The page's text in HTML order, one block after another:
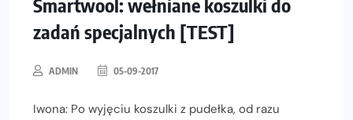
Smartwool: wełniane koszulki do
zadań specjalnych [TEST]
ADMIN 05-09-2017
Iwona: Po wyjęciu koszulki z pudełka, od razu